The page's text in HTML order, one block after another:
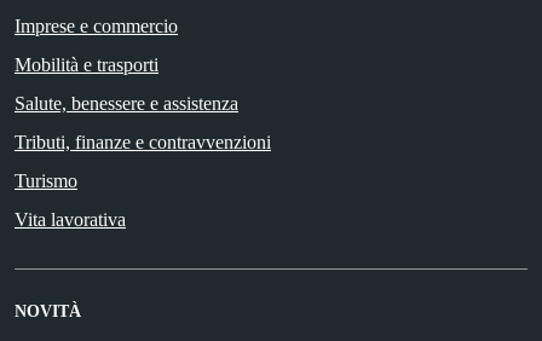
Imprese e commercio
Mobilità e trasporti
Salute, benessere e assistenza
Tributi, finanze e contravvenzioni
Turismo
Vita lavorativa
NOVITÀ